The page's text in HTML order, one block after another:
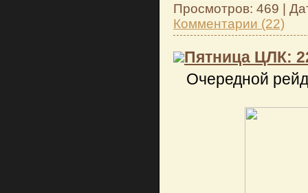
Просмотров: 469 |
Комментарии (22)
Пятница ЦЛК:
Очередной